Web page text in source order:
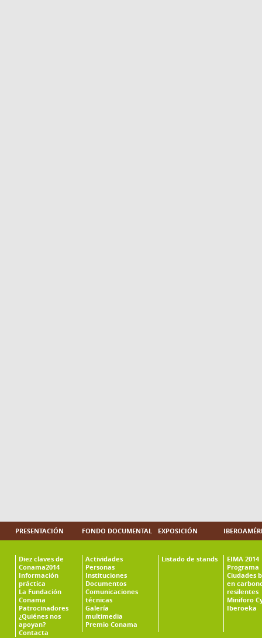
PRESENTACIÓN
Diez claves de
Conama2014
Información
práctica
La Fundación
Conama
Patrocinadores
¿Quiénes nos
apoyan?
Contacta
FONDO DOCUMENTAL
Actividades
Personas
Instituciones
Documentos
Comunicaciones
técnicas
Galería
multimedia
Premio Conama
EXPOSICIÓN
Listado de stands
EIMA 2014
Programa
Ciudades
en
resilentes
Miniforo
Iberoeka